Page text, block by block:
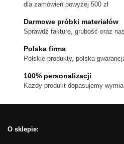
można
wybrać
na
produktu
dla zamówień powyżej 500 zł
Darmowe próbki materiałów
Sprawdź fakturę, grubość oraz
Polska firma
Polskie produkty, polska
100% personalizacji
Kazdy produkt dopasujemy
O sklepie: